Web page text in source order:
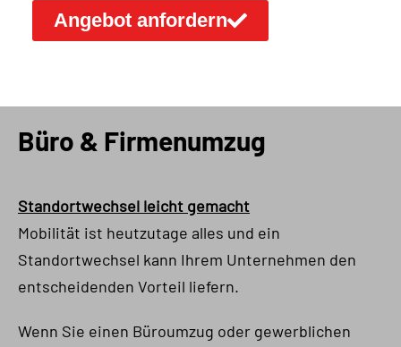
Angebot anfordern
Büro & Firmenumzug
Standortwechsel leicht gemacht
Mobilität ist heutzutage alles und ein
Standortwechsel kann Ihrem Unternehmen den
entscheidenden Vorteil liefern.
Wenn Sie einen Büroumzug oder gewerblichen